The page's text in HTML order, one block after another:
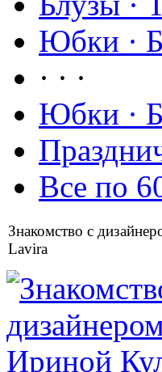
Юбки ·
· · ·
Юбки ·
Все по
Знакомство с
Lavira